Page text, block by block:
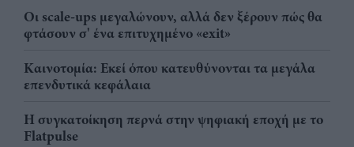
Οι scale-ups μεγαλώνουν, αλλά δεν ξέρουν πώς θα
φτάσουν σ' ένα επιτυχημένο «exit»
Καινοτομία: Εκεί όπου κατευθύνονται τα μεγάλα
επενδυτικά κεφάλαια
Η συγκατοίκηση περνά στην ψηφιακή εποχή με το
Flatpulse